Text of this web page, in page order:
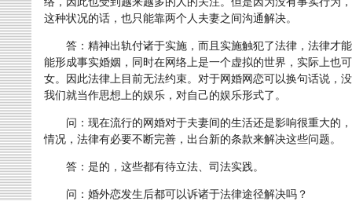
这种状况的话，也只能靠两个人夫妻之间沟通解决。
答：精神出轨付诸于实施，而且实施触犯了法律，法律才
能形成事实婚姻，同时在网络上是一个虚拟的世界，实际上也
女。因此法律上目前无法约束。对于网婚网恋可以换句话说，
我们就当作思想上的娱乐，对自己的娱乐形式了。
问：现在流行的网婚对于夫妻间的生活还是影响很重大的
情况，法律有必要不断完善，出台新的条款来解决这些问题。
答：是的，这些都有待立法、司法实践。
问：婚外恋发生后都可以诉诸于法律途径解决吗？